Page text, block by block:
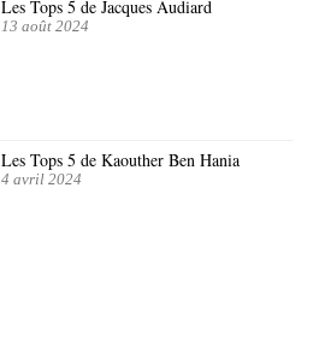
Les Tops 5 de Jacques Audiard
13 août 2024
Les Tops 5 de Kaouther Ben Hania
4 avril 2024